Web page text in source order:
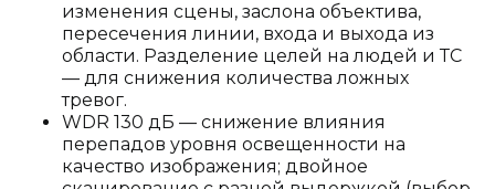
изменения сцены, заслона объектива,
пересечения линии, входа и выхода из
области. Разделение целей на людей и ТС
— для снижения количества ложных
тревог.
WDR 130 дБ — снижение влияния
перепадов уровня освещенности на
качество изображения; двойное